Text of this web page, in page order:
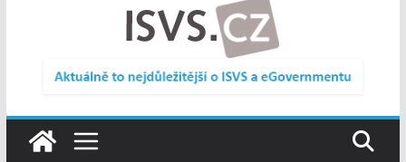
DIA: Stát poprvé v historii zapojuje širokou
veřejnost do testování digitálních služeb
DIA: Informační systém dlouhodobého řízení
(ISDŘ) je od července v plném provozu
RVIS – Výbor pro architekturu a řízení ICT